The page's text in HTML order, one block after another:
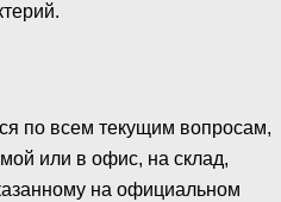
по всем текущим вопросам,
или в офис, на склад,
на официальном